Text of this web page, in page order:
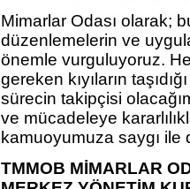
Mimarlar Odası olarak;
düzenlemelerin ve
önemle vurguluyoruz.
gereken kıyıların
sürecin takipçisi
ve mücadeleye
kamuoyumuza saygı ile
TMMOB MİMARLAR